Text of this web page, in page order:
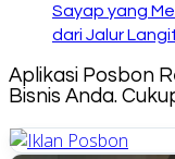
Sayap yang
dari Jalur
Aplikasi Posbon
Bisnis Anda.